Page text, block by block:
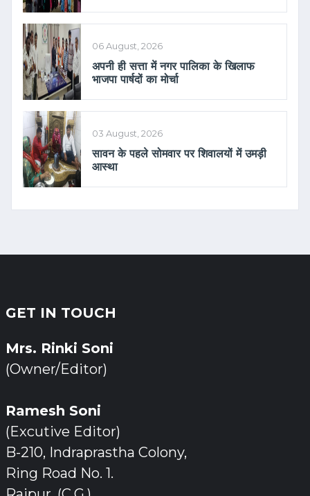
06 August, 2026
अपनी ही सत्ता में नगर पालिका के खिलाफ
भाजपा पार्षदों का मोर्चा
03 August, 2026
सावन के पहले सोमवार पर शिवालयों में उमड़ी
आस्था
GET IN TOUCH
Mrs. Rinki Soni
(Owner/Editor)
Ramesh Soni
(Excutive Editor)
B-210, Indraprastha Colony,
Ring Road No. 1.